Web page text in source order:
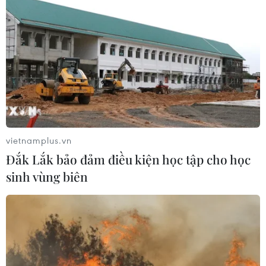
Thêm một nhóm dàn cảnh cướp giật
tại khu Tân Huê Viên sa lưới
06/08/2026 05:57
Khẩn trường khám nghiệm
hiện trường, điều tra nguyên nhân
vụ cháy chợ Biên Hòa
06/08/2026 04:37
chống tội phạm và vi phạm pháp luật
06/08/2026 04:13
vietnamplus.vn
Đắk Lắk bảo đảm điều kiện học tập cho học
sinh vùng biên